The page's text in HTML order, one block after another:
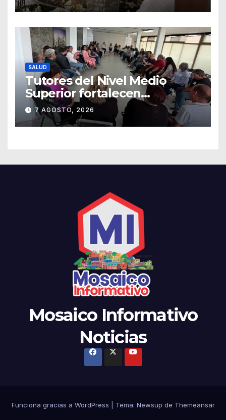
SALUD
Tutores del Nivel Medio
Superior fortalecen
estrategias para la
prevención de la violencia en
el noviazgo
7 AGOSTO, 2026
Mosaico Informativo
Noticias
Funciona gracias a WordPress Tema: Newsup de Themeansar